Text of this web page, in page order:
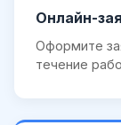
Онлайн-
Оформите
течение